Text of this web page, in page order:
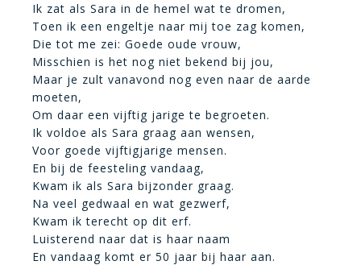
Ik zat als Sara in de hemel wat te dromen,
Toen ik een engeltje naar mij toe zag komen,
Die tot me zei: Goede oude vrouw,
Misschien is het nog niet bekend bij jou,
Maar je zult vanavond nog even naar de aarde
moeten,
Om daar een vijftig jarige te begroeten.
Ik voldoe als Sara graag aan wensen,
Voor goede vijftigjarige mensen.
En bij de feesteling vandaag,
Kwam ik als Sara bijzonder graag.
Na veel gedwaal en wat gezwerf,
Kwam ik terecht op dit erf.
Luisterend naar dat is haar naam
En vandaag komt er 50 jaar bij haar aan.